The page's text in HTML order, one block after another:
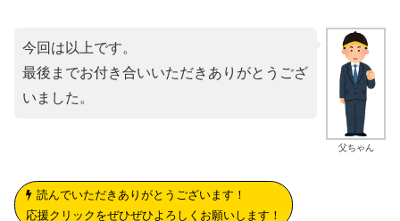
父ちゃん
今回は以上です。
最後までお付き合いいただきありがとうござ
いました。
読んでいただきありがとうございます！
応援クリックをぜひぜひよろしくお願いします！